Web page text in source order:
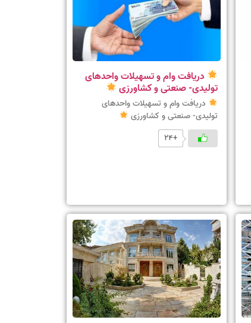
دریافت وام و تسهیلات واحدهای
تولیدی- صنعتی و کشاورزی
دریافت وام و تسهیلات واحدهای
تولیدی- صنعتی و کشاورزی
+24